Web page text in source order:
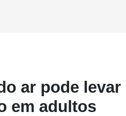
ar pode
em adultos